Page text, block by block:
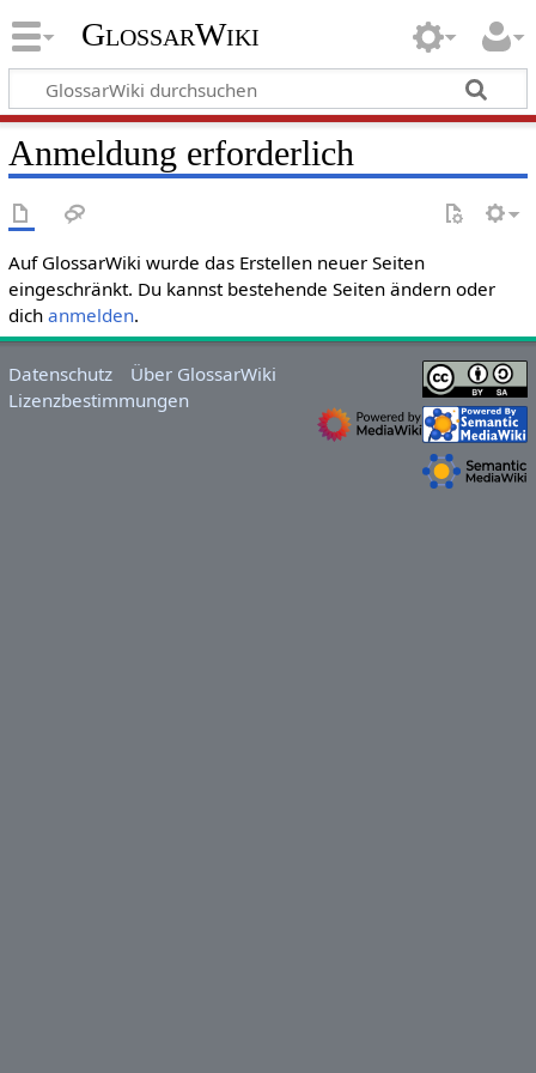
GlossarWiki
Anmeldung erforderlich
Auf GlossarWiki wurde das Erstellen neuer Seiten
eingeschränkt. Du kannst bestehende Seiten ändern oder
dich anmelden.
Datenschutz
Über GlossarWiki
Lizenzbestimmungen